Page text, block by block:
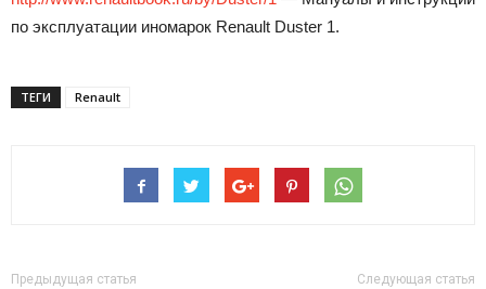
по эксплуатации иномарок Renault Duster 1.
ТЕГИ Renault
Предыдущая статья Следующая статья